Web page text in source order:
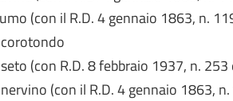
(con il R.D. 4 gennaio 1863, n.
(con R.D. 8 febbraio 1937, n.
(con il R.D. 4 gennaio 1863,